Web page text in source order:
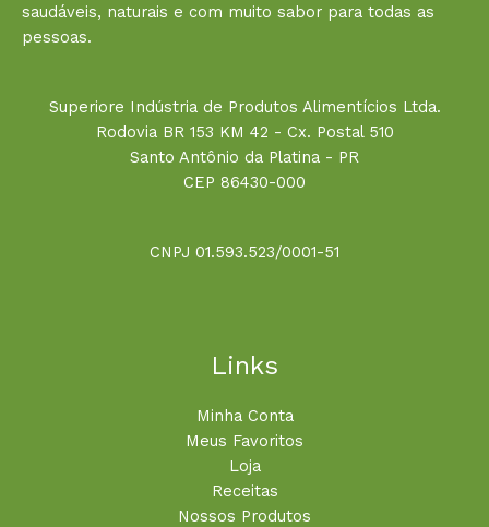
saudáveis, naturais e com muito sabor para todas as
pessoas.
Superiore Indústria de Produtos Alimentícios Ltda.
Rodovia BR 153 KM 42 - Cx. Postal 510
Santo Antônio da Platina - PR
CEP 86430-000
CNPJ 01.593.523/0001-51
Links
Minha Conta
Meus Favoritos
Loja
Receitas
Nossos Produtos